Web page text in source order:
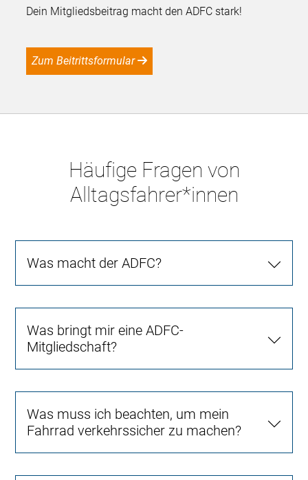
Dein Mitgliedsbeitrag macht den ADFC stark!
Zum Beitrittsformular
Häufige Fragen von
Alltagsfahrer*innen
Was macht der ADFC?
Was bringt mir eine ADFC-
Mitgliedschaft?
Was muss ich beachten, um mein
Fahrrad verkehrssicher zu machen?